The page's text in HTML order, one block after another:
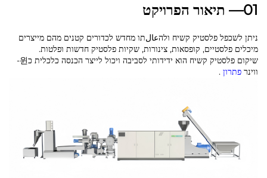
01— תיאור הפרויקט
ניתן לשכפל פלסטיק קשיח ולהعالתו מחדש לכדורים קטנים מהם מייצרים
מיכלים פלסטיים, קופסאות, צינורות, שקיות פלסטיק חדשות ופלטות.
שיקום פלסטיק קשיח הוא ידידותי לסביבה ויכול לייצר הכנסה כלכלית כ윈-
ווינר פתרון .